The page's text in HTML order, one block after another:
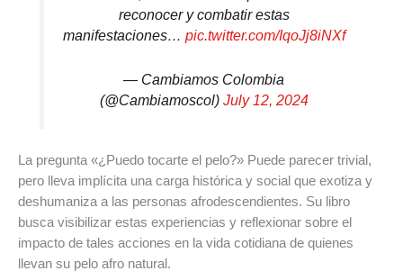
reconocer y combatir estas
manifestaciones… pic.twitter.com/IqoJj8iNXf
— Cambiamos Colombia
(@Cambiamoscol) July 12, 2024
La pregunta «¿Puedo tocarte el pelo?» Puede parecer trivial,
pero lleva implícita una carga histórica y social que exotiza y
deshumaniza a las personas afrodescendientes. Su libro
busca visibilizar estas experiencias y reflexionar sobre el
impacto de tales acciones en la vida cotidiana de quienes
llevan su pelo afro natural.